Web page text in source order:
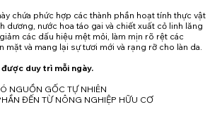
chứa phức hợp các thành phần hoạt tính thực vật
dương, nước hoa táo gai và chiết xuất cỏ linh lăng
các dấu hiệu mệt mỏi, làm mịn rõ rệt các
và mang lại sự tươi mới và rạng rỡ cho làn da.
duy trì mỗi ngày.
NGUỒN GỐC TỰ NHIÊN
ĐẾN TỪ NÔNG NGHIỆP HỮU CƠ